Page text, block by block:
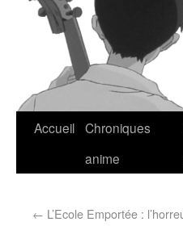
Accueil Chroniques
anime
← L’Ecole Emportée :